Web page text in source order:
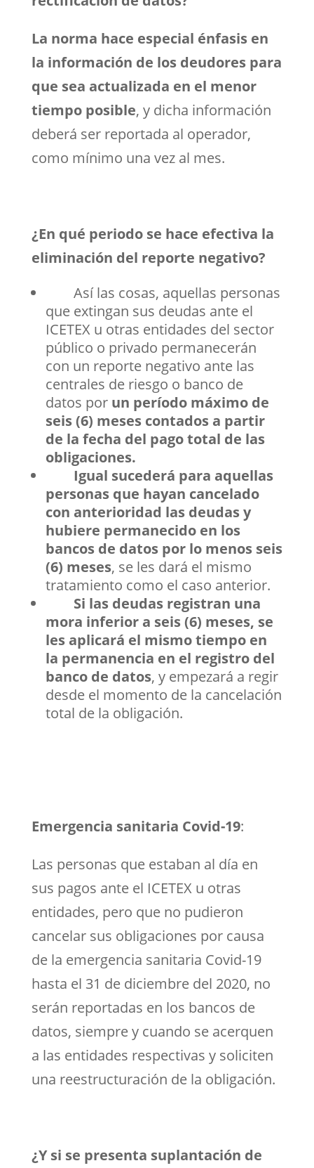
La norma hace especial énfasis en
la información de los deudores para
que sea actualizada en el menor
tiempo posible, y dicha información
deberá ser reportada al operador,
como mínimo una vez al mes.
¿En qué periodo se hace efectiva la
eliminación del reporte negativo?
Así las cosas, aquellas personas
que extingan sus deudas ante el
ICETEX u otras entidades del sector
público o privado permanecerán
con un reporte negativo ante las
centrales de riesgo o banco de
datos por un período máximo de
seis (6) meses contados a partir
de la fecha del pago total de las
obligaciones.
Igual sucederá para aquellas
personas que hayan cancelado
con anterioridad las deudas y
hubiere permanecido en los
bancos de datos por lo menos seis
(6) meses, se les dará el mismo
tratamiento como el caso anterior.
Si las deudas registran una
mora inferior a seis (6) meses, se
les aplicará el mismo tiempo en
la permanencia en el registro del
banco de datos, y empezará a regir
desde el momento de la cancelación
total de la obligación.
Emergencia sanitaria Covid-19:
Las personas que estaban al día en
sus pagos ante el ICETEX u otras
entidades, pero que no pudieron
cancelar sus obligaciones por causa
de la emergencia sanitaria Covid-19
hasta el 31 de diciembre del 2020, no
serán reportadas en los bancos de
datos, siempre y cuando se acerquen
a las entidades respectivas y soliciten
una reestructuración de la obligación.
¿Y si se presenta suplantación de